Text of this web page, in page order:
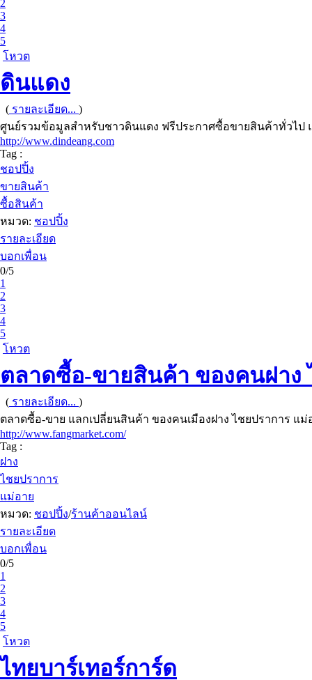
2
3
4
5
โหวต
ดินแดง
( รายละเอียด... )
ศูนย์รวมข้อมูลสำหรับชาวดินแดง ฟรีประกาศซื้อขายสินค้าทั่วไป
http://www.dindeang.com
Tag :
ชอปปิ้ง
ขายสินค้า
ซื้อสินค้า
หมวด: ชอปปิ้ง
รายละเอียด
บอกเพื่อน
0/5
1
2
3
4
5
โหวต
ตลาดซื้อ-ขายสินค้า ของคนฝาง
( รายละเอียด... )
ตลาดซื้อ-ขาย แลกเปลี่ยนสินค้า ของคนเมืองฝาง ไชยปราการ
http://www.fangmarket.com/
Tag :
ฝาง
ไชยปราการ
แม่อาย
หมวด: ชอปปิ้ง/ร้านค้าออนไลน์
รายละเอียด
บอกเพื่อน
0/5
1
2
3
4
5
โหวต
ไทยบาร์เทอร์การ์ด